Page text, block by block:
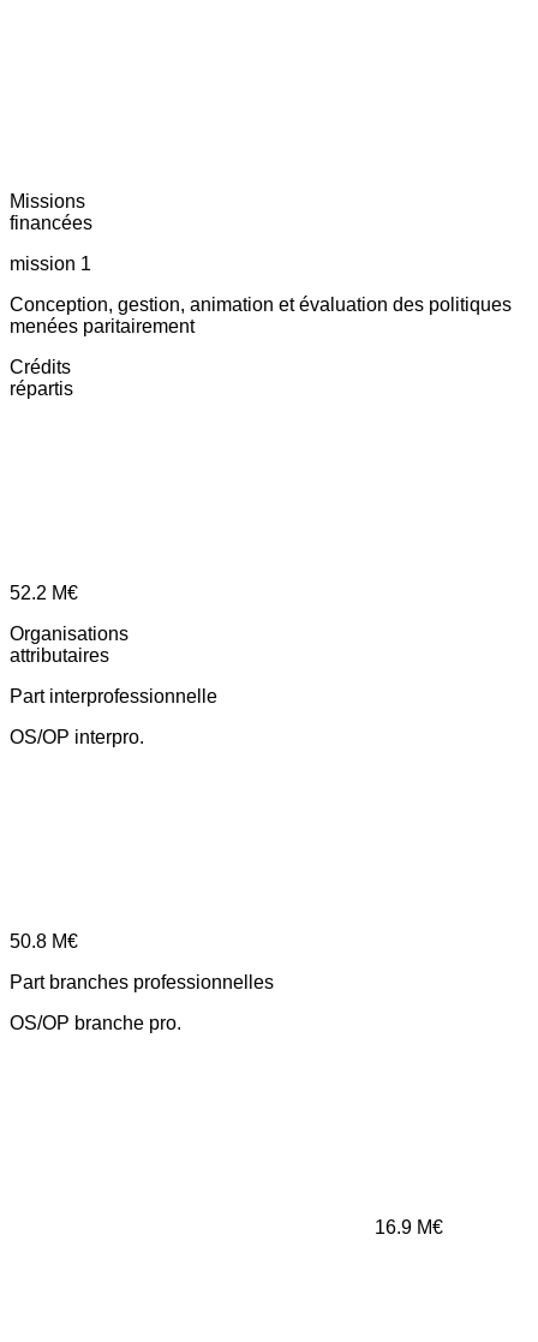
Missions
financées
mission 1
Conception, gestion, animation et évaluation des politiques
menées paritairement
Crédits
répartis
52.2 M€
Organisations
attributaires
Part interprofessionnelle
OS/OP interpro.
50.8 M€
Part branches professionnelles
OS/OP branche pro.
16.9 M€